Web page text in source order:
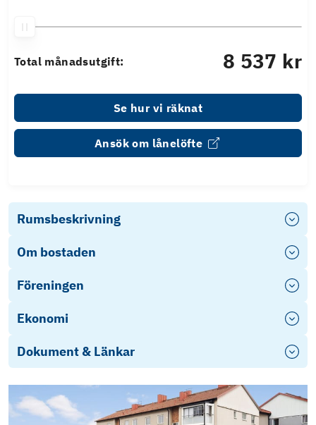
Total månadsutgift: 8 537 kr
Se hur vi räknat
Ansök om lånelöfte
Rumsbeskrivning
Om bostaden
Föreningen
Ekonomi
Dokument & Länkar
Photo
Play